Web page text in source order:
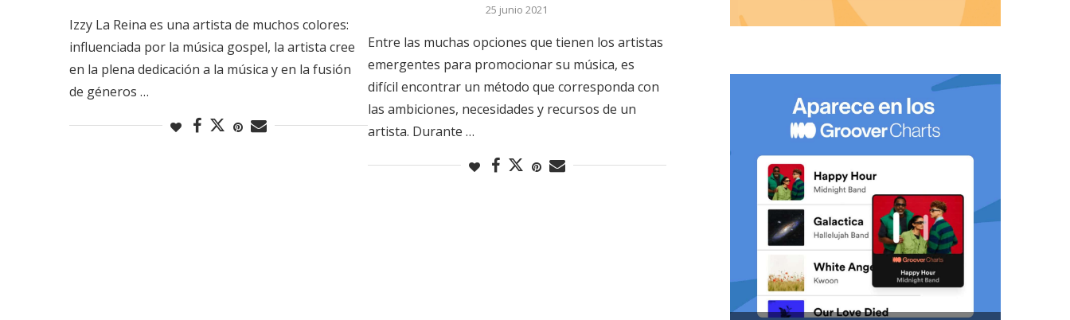
Izzy La Reina es una artista de muchos colores:
influenciada por la música gospel, la artista cree
en la plena dedicación a la música y en la fusión
de géneros …
25 junio 2021
Entre las muchas opciones que tienen los artistas
emergentes para promocionar su música, es
difícil encontrar un método que corresponda con
las ambiciones, necesidades y recursos de un
artista. Durante …